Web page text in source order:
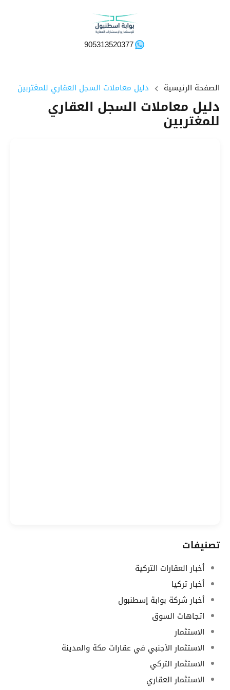
905313520377
الصفحة الرئيسية دليل معاملات السجل العقاري للمغتربين
دليل معاملات السجل العقاري
للمغتربين
تصنيفات
أخبار العقارات التركية
أخبار تركيا
أخبار شركة بوابة إسطنبول
اتجاهات السوق
الاستثمار
الاستثمار الأجنبي في عقارات مكة والمدينة
الاستثمار التركي
الاستثمار العقاري